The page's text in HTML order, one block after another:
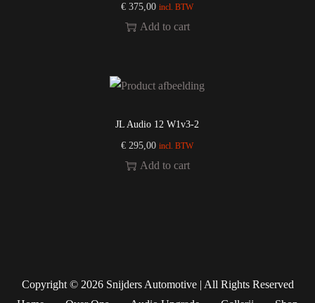
€ 375,00 incl. BTW
Add to cart
JL Audio 12 W1v3-2
€ 295,00 incl. BTW
Add to cart
Copyright © 2026 Snijders Automotive| All Rights Reserved